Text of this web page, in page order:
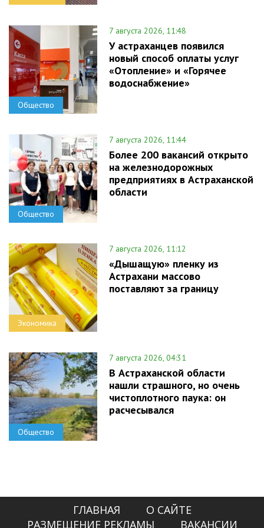
Общество
7 августа 2026, 11:48
У астраханцев появился
новый способ оплаты услуг
«Отопление» и «Горячее
водоснабжение»
Общество
7 августа 2026, 11:44
Более 200 вакансий открыто
на железнодорожных
предприятиях в Астраханской
области
Экономика
7 августа 2026, 11:12
«Дышащую» пленку из
Астрахани массово
поставляют за границу
Общество
7 августа 2026, 04:31
В Астраханской области
нашли страшного, но очень
чистоплотного паука: он
расчесывался
ГЛАВНАЯ
О САЙТЕ
РАЗМЕЩЕНИЕ РЕКЛАМЫ
ВАКАНСИИ